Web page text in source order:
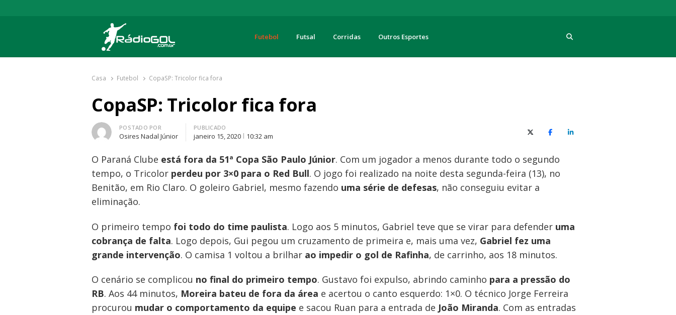
Rádio Gol
Há mais de 20 anos com as melhores coberturas
Futebol Futsal Corridas Outros Esportes
Casa Futebol CopaSP: Tricolor fica fora
CopaSP: Tricolor fica fora
Autor
POSTADO POR
Osires Nadal Júnior
PUBLICADO
janeiro 15, 2020 10:32 am X (Twitter)FacebookO LinkedIn
O Paraná Clube está fora da 51ª Copa São Paulo Júnior. Com um jogador a menos durante todo o segundo
tempo, o Tricolor perdeu por 3×0 para o Red Bull. O jogo foi realizado na noite desta segunda-feira (13), no
Benitão, em Rio Claro. O goleiro Gabriel, mesmo fazendo uma série de defesas, não conseguiu evitar a
eliminação.
O primeiro tempo foi todo do time paulista. Logo aos 5 minutos, Gabriel teve que se virar para defender uma
cobrança de falta. Logo depois, Gui pegou um cruzamento de primeira e, mais uma vez, Gabriel fez uma
grande intervenção. O camisa 1 voltou a brilhar ao impedir o gol de Rafinha, de carrinho, aos 18 minutos.
O cenário se complicou no final do primeiro tempo. Gustavo foi expulso, abrindo caminho para a pressão do
RB. Aos 44 minutos, Moreira bateu de fora da área e acertou o canto esquerdo: 1×0. O técnico Jorge Ferreira
procurou mudar o comportamento da equipe e sacou Ruan para a entrada de João Miranda. Com as entradas